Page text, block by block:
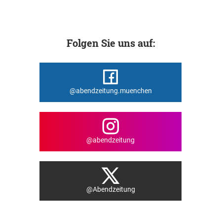
Folgen Sie uns auf:
@abendzeitung.muenchen
@abendzeitung
@Abendzeitung